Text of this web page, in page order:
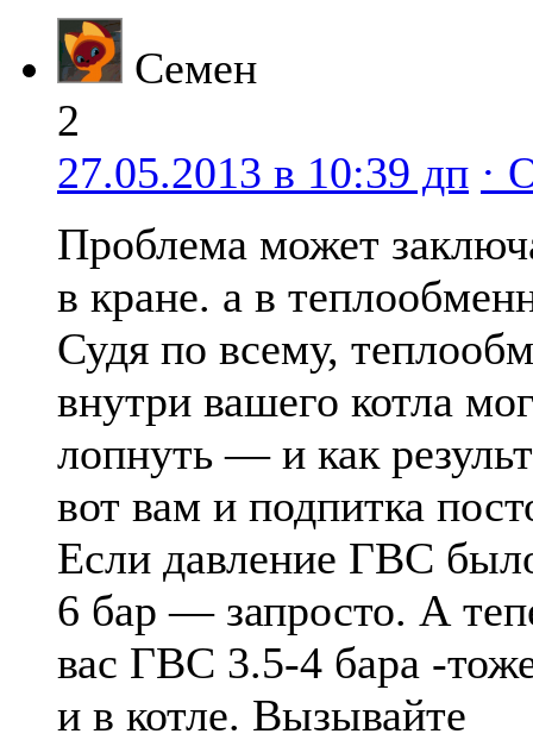
Семен
2
27.05.2013 в 10:39 дп ·
Проблема может
в кране. а в
Судя по всему,
внутри вашего котла
лопнуть — и как
вот вам и подпитка
Если давление ГВС
6 бар — запросто. А
вас ГВС 3.5-4 бара -
и в котле. Вызывайте